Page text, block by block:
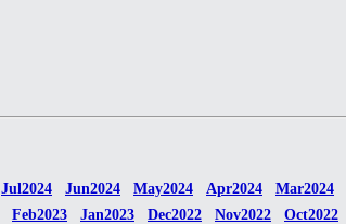
Jul2024 Jun2024 May2024 Apr2024 Mar2024
Feb2023 Jan2023 Dec2022 Nov2022 Oct2022